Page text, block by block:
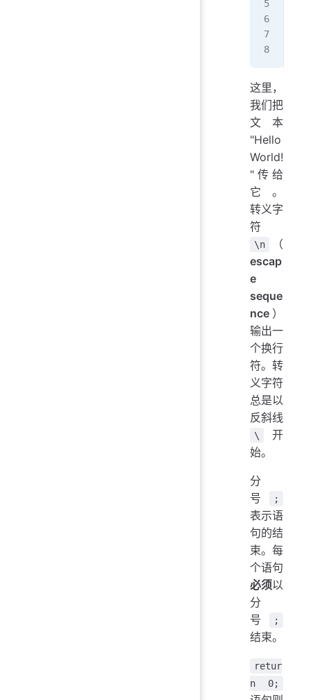
这里，
我们把
文本
"Hello
World!
"传给
它。
转义字
符
\n
（
escap
e
seque
nce ）
输出一
个换行
符。转
义字符
总是以
反斜线
\
开
始。
分
号
;
表示语
句的结
束。每
个语句
必须以
分
号
;
结束。
retur
n 0;